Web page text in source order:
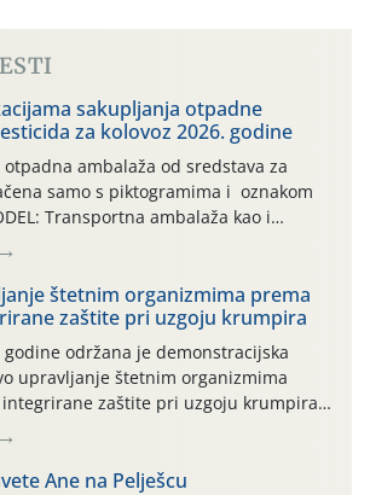
sakupljanja otpadne
za kolovoz 2026. godine
ambalaža od sredstava za
samo s piktogramima i oznakom
Transportna ambalaža kao i
koji nisu sredstva za zaštitu
od mineralnih gnojiva,) se ne
je osiguran besplatni povrat
ovih tvrtki: AGROCHEM-MAKS,
TKI* (PINUS […]
štetnim organizmima prema
zaštite pri uzgoju krumpira
godine održana je demonstracijska
upravljanje štetnim organizmima
zaštite pri uzgoju krumpira"
"Poredje", kraj naselja Belica (ARKOD
(središnji dio Međimurske županije).
Ane na Pelješcu